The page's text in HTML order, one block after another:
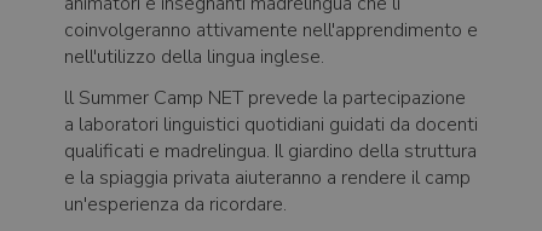
coinvolgeranno attivamente nell'apprendimento e
nell'utilizzo della lingua inglese.
ll Summer Camp NET prevede la partecipazione
a laboratori linguistici quotidiani guidati da docenti
qualificati e madrelingua. Il giardino della struttura
e la spiaggia privata aiuteranno a rendere il camp
un'esperienza da ricordare.